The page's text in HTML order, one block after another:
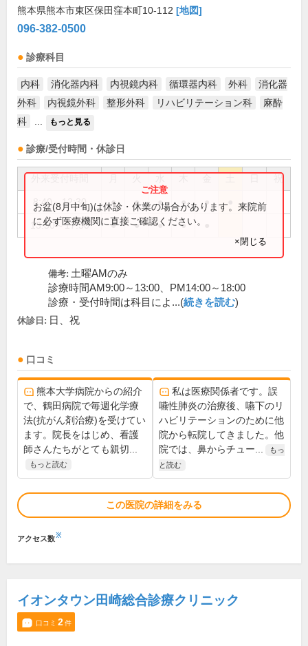
熊本県熊本市東区保田窪本町10-112 [地図]
096-382-0500
診療科目
内科 消化器内科 内視鏡内科 循環器内科 外科
消化器
外科
内視鏡外科 整形外科 リハビリテーション科
麻酔
科
もっと見る
診療/受付時間・休診日
祝
8:40～12:30 ● ● ● ● ●
13:50～17:30 ● ● ● ●
お盆(8月中旬)は休診・休業の場合があります。来院前
に必ず医療機関に直接ご確認ください。
×閉じる
備考: 土曜AMのみ
診療時間AM9:00～13:00、PM14:00～18:00
診療・受付時間は科目によ...(続きを読む)
休診日: 日、祝
口コミ
熊本大学病院からの紹介
で、鶴田病院で毎週化学療
法(抗がん剤治療)を受けてい
ます。院長をはじめ、看護
師さんたちがとても親切...
もっと読む
私は医療関係者です。誤
嚥性肺炎の治療後、嚥下のリ
ハビリテーションのために他
院から転院してきました。他
院では、鼻からチュー...
もっ
と読む
この医院の詳細をみる
アクセス数※
イオンタウン田崎総合診療クリニック
口コミ 2件